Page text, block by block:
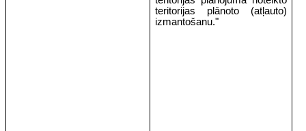
teritorijas plānoto (atļauto)
izmantošanu."